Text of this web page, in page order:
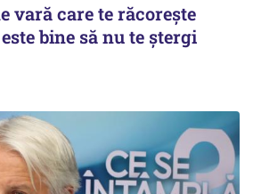
vară care te răcorește
bine să nu te ștergi